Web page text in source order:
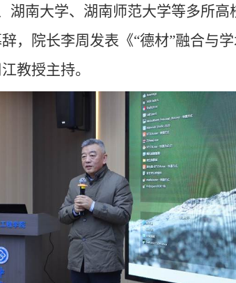
湖南大学、湖南师范大学等多所高
，院长李周发表《“德材”融合与
教授主持。